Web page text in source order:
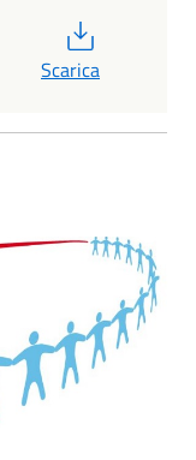
Scarica